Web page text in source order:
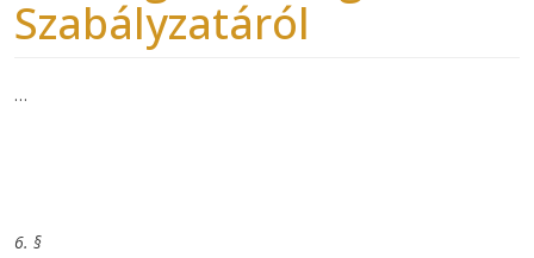
Szabályzatáról
…
6. §